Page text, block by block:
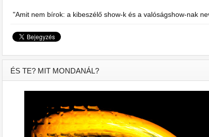
"Amit nem bírok: a kibeszélő show-k és a valóságshow-nak
ÉS TE? MIT MONDANÁL?